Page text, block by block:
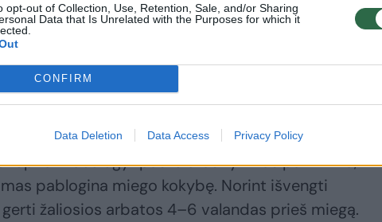
opt-out of Collection, Use, Retention, Sale, and/or Sharing
Data that Is Unrelated with the Purposes for which it
CONFIRM
Data Deletion Data Access Privacy Policy
pažymi, kad saikingas žaliosios
Tačiau viršijus kofeino dozę (daugiau kaip 400 mg
atsirasti galvos skausmas, nerimas ir
paskelbtas tyrimas patvirtina,
pablogina miego kokybę. Norint išvengti
žaliosios arbatos 4–6 valandas prieš miegą.